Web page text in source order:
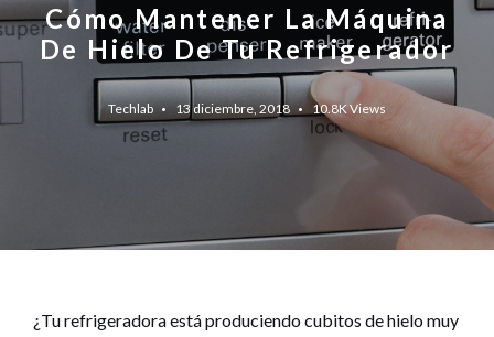
Cómo Mantener La Máquina
De Hielo De Tu Refrigerador
Techlab 13 diciembre, 2018 10.8KViews
¿Tu refrigeradora está produciendo cubitos de hielo muy